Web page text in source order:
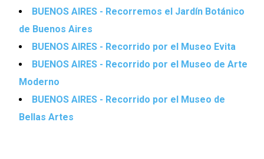
BUENOS AIRES - Recorremos el Jardín Botánico
de Buenos Aires
BUENOS AIRES - Recorrido por el Museo Evita
BUENOS AIRES - Recorrido por el Museo de Arte
Moderno
BUENOS AIRES - Recorrido por el Museo de
Bellas Artes